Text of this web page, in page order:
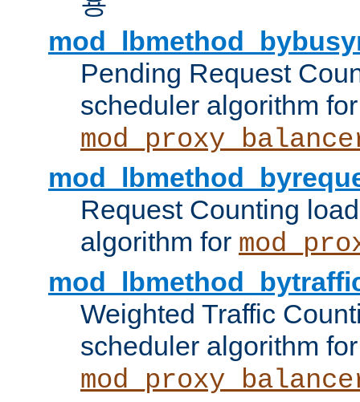
Pending Request
scheduler algorithm for
Request Counting
algorithm for
Weighted Traffic
scheduler algorithm for